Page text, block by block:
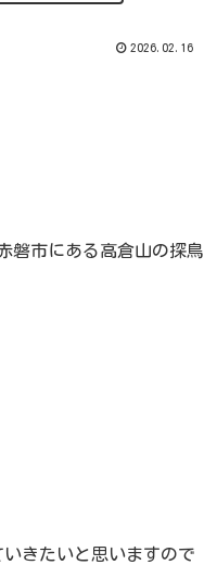
2026.02.16
磐市にある高倉山の探鳥
きたいと思いますので